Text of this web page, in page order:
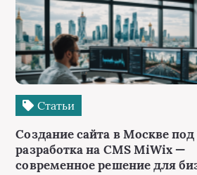
Статьи
Создание сайта в Москве
разработка на CMS MiWix —
современное решение для